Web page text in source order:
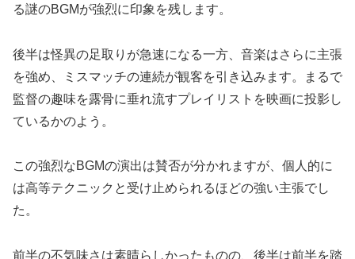
る謎のBGMが強烈に印象を残します。
後半は怪異の足取りが急速になる一方、音楽はさらに主張
を強め、ミスマッチの連続が観客を引き込みます。まるで
監督の趣味を露骨に垂れ流すプレイリストを映画に投影し
ているかのよう。
この強烈なBGMの演出は賛否が分かれますが、個人的に
は高等テクニックと受け止められるほどの強い主張でし
た。
前半の不気味さは素晴らしかったものの、後半は前半を踏